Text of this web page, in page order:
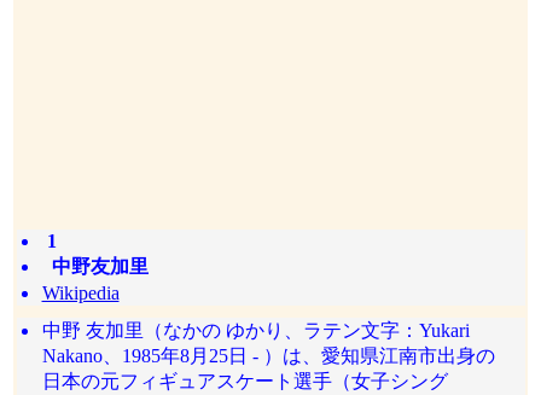
1
中野友加里
Wikipedia
中野 友加里（なかの ゆかり、ラテン文字：Yukari
Nakano、1985年8月25日 - ）は、愛知県江南市出身の
日本の元フィギュアスケート選手（女子シング